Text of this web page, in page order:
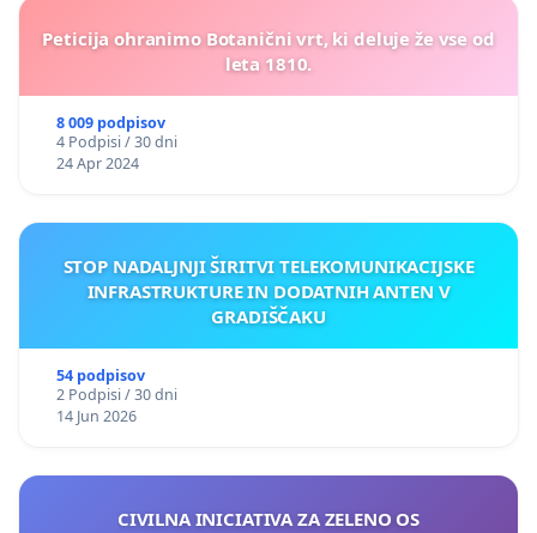
Peticija ohranimo Botanični vrt, ki deluje že vse od
leta 1810.
8 009 podpisov
4 Podpisi / 30 dni
24 Apr 2024
STOP NADALJNJI ŠIRITVI TELEKOMUNIKACIJSKE
INFRASTRUKTURE IN DODATNIH ANTEN V
GRADIŠČAKU
54 podpisov
2 Podpisi / 30 dni
14 Jun 2026
CIVILNA INICIATIVA ZA ZELENO OS